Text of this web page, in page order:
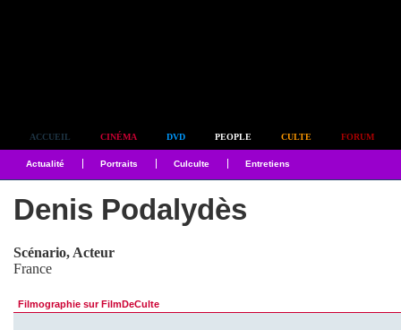
ACCUEIL CINÉMA DVD PEOPLE CULTE FORUM
Actualité Portraits Culculte Entretiens
Denis Podalydès
Scénario, Acteur
France
Filmographie sur FilmDeCulte